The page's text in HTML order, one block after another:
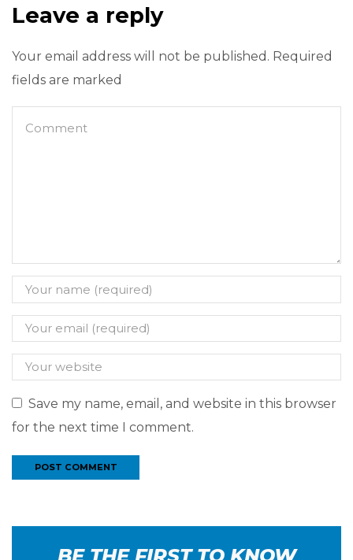
Leave a reply
Your email address will not be published. Required
fields are marked
Save my name, email, and website in this browser
for the next time I comment.